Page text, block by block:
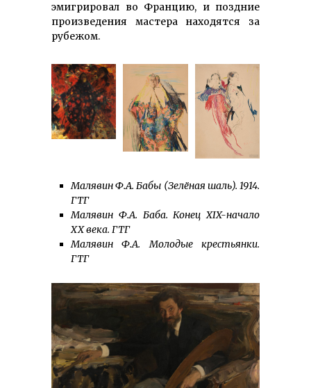
эмигрировал во Фран­цию, и поздние
произведения мастера находятся за
рубежом.
Малявин Ф.А. Бабы (Зелёная шаль). 1914.
ГТГ
Малявин Ф.А. Баба. Конец XIX-начало
XX века. ГТГ
Малявин Ф.А. Молодые крестьянки.
ГТГ